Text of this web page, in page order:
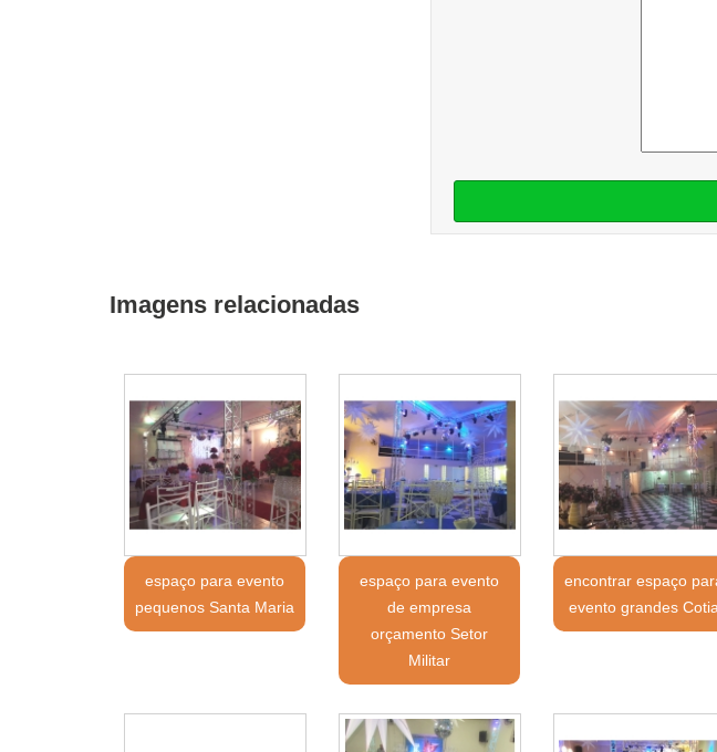
Imagens relacionadas
espaço para evento
pequenos Santa Maria
espaço para evento
de empresa
orçamento Setor
Militar
encontrar espaço
evento grandes Cotia